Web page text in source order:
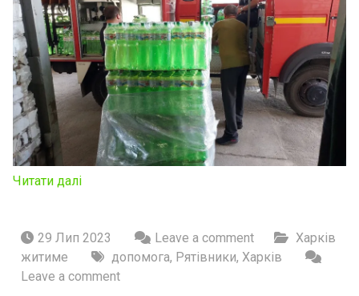
Читати далі
29 Лип 2023 Leave a comment
Харків
житиме
допомога, Рятівники, Харків
Leave a comment